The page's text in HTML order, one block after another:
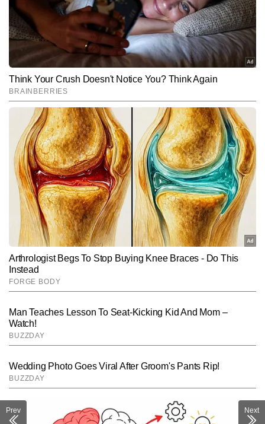
और मौसम से जुड़ी खबरों पर गहरी पकड़ रखते हैं। शहर से लेकर गांव-देहात तक की
संवेदनशीलताओं को समझते हुए वे लोकल खबरों को ऐसा रूप देते हैं जो न केवल
तथ्यपूर्ण होता है, बल्कि पाठकों से भावनात्मक रूप से भी जुड़ता है।
Follow Us:
Subscribe to our daily Newsletter!
SUBMIT
Prev Next